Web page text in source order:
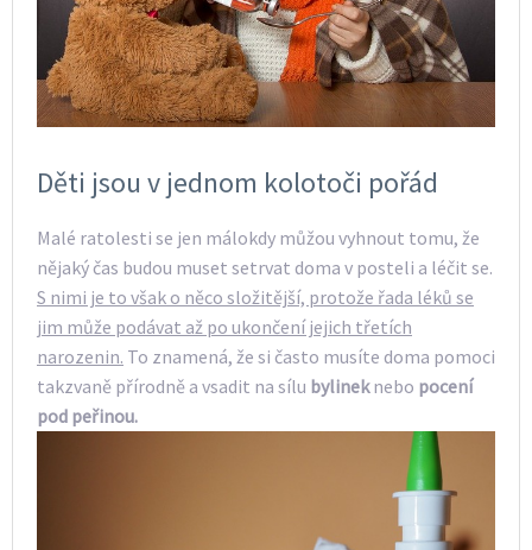
Děti jsou v jednom kolotoči pořád
Malé ratolesti se jen málokdy můžou vyhnout tomu, že
nějaký čas budou muset setrvat doma v posteli a léčit se.
S nimi je to však o něco složitější, protože řada léků se
jim může podávat až po ukončení jejich třetích
narozenin. To znamená, že si často musíte doma pomoci
takzvaně přírodně a vsadit na sílu bylineknebo pocení
pod peřinou.